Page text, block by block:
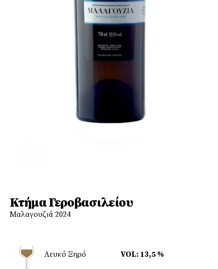
Κτήμα Γεροβασιλείου
Μαλαγουζιά 2024
Λευκό Ξηρό VOL: 13,5 %